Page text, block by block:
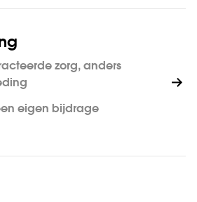
zorg, anders
eigen bijdrage